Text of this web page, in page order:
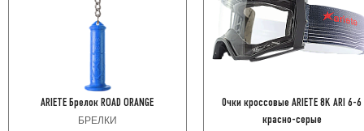
ARIETE Брелок ROAD ORANGE
БРЕЛКИ
Очки кроссовые ARIETE 8K ARI 6-6
красно-серые